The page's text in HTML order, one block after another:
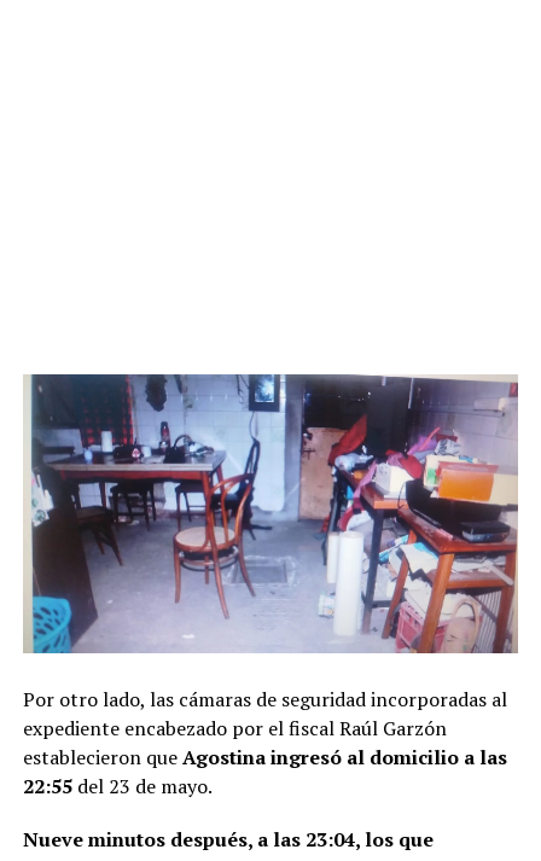
Por otro lado, las cámaras de seguridad incorporadas al
expediente encabezado por el fiscal Raúl Garzón
establecieron queAgostina ingresó al domicilio a las
22:55del 23 de mayo.
Nueve minutos después, a las 23:04, los que